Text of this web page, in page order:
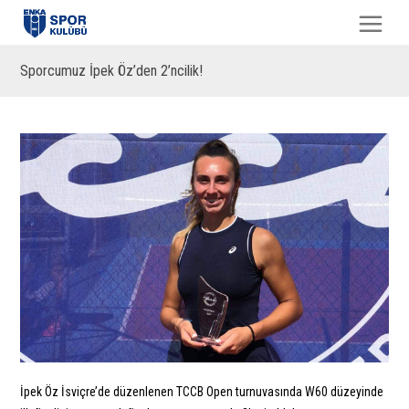
Sporcumuz İpek Öz’den 2’ncilik!
İpek Öz İsviçre’de düzenlenen TCCB Open turnuvasında W60 düzeyinde